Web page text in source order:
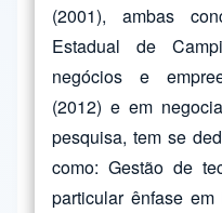
(2001), ambas
Estadual de
negócios e
(2012) e em
pesquisa, tem se
como: Gestão de
particular ênfase